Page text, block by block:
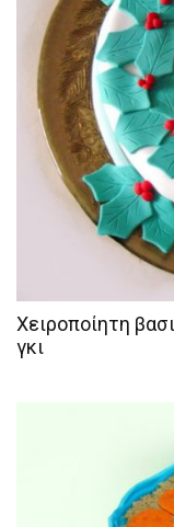
Χειροποίητη
γκι